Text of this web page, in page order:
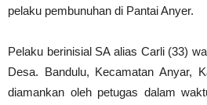
pelaku pembunuhan di Pantai Anyer.
Pelaku berinisial SA alias Carli (33)
Desa. Bandulu, Kecamatan Anyar,
diamankan oleh petugas dalam